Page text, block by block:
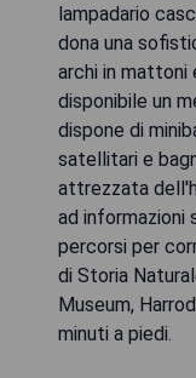
lampadario
dona una
archi in
disponibile un
dispone di
satellitari e
attrezzata
ad informazioni
percorsi per
di Storia
Museum,
minuti a piedi.